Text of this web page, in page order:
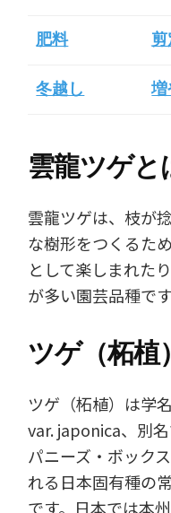
肥料 剪
冬越し 増
雲龍ツゲと
雲龍ツゲは、枝が
な樹形をつくるた
として楽しまれた
が多い園芸品種です
ツゲ（柘植
ツゲ（柘植）は学
var. japonica、別
パニーズ・ボック
れる日本固有種の
です。日本では本